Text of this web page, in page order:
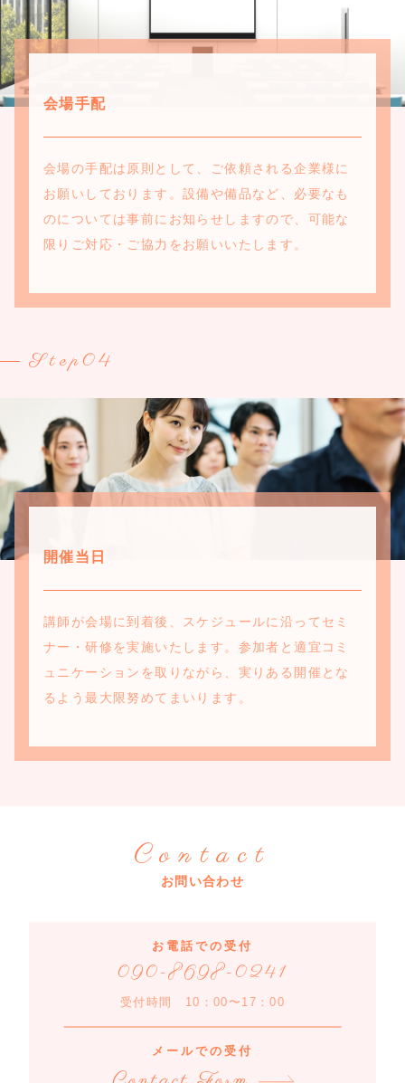
会場手配
会場の手配は原則として、ご依頼される企業様に
お願いしております。設備や備品など、必要なも
のについては事前にお知らせしますので、可能な
限りご対応・ご協力をお願いいたします。
Step04
開催当日
講師が会場に到着後、スケジュールに沿ってセミ
ナー・研修を実施いたします。参加者と適宜コミ
ュニケーションを取りながら、実りある開催とな
るよう最大限努めてまいります。
Contact
お問い合わせ
お電話での受付
090-8698-0241
受付時間 10：00〜17：00
メールでの受付